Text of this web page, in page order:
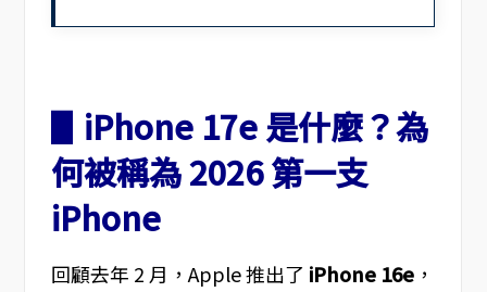
▋iPhone 17e 是什麼？為
何被稱為 2026 第一支
iPhone
回顧去年 2 月，Apple 推出了 iPhone 16e，